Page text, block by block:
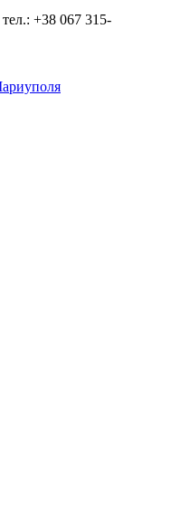
тел.: +38 067 315-